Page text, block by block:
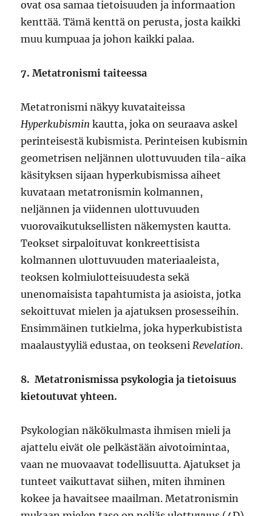
ovat osa samaa tietoisuuden ja informaation
kenttää. Tämä kenttä on perusta, josta kaikki
muu kumpuaa ja johon kaikki palaa.
7. Metatronismi taiteessa
Metatronismi näkyy kuvataiteissa
Hyperkubismin kautta, joka on seuraava askel
perinteisestä kubismista. Perinteisen kubismin
geometrisen neljännen ulottuvuuden tila-aika
käsityksen sijaan hyperkubismissa aiheet
kuvataan metatronismin kolmannen,
neljännen ja viidennen ulottuvuuden
vuorovaikutuksellisten näkemysten kautta.
Teokset sirpaloituvat konkreettisista
kolmannen ulottuvuuden materiaaleista,
teoksen kolmiulotteisuudesta sekä
unenomaisista tapahtumista ja asioista, jotka
sekoittuvat mielen ja ajatuksen prosesseihin.
Ensimmäinen tutkielma, joka hyperkubistista
maalaustyyliä edustaa, on teokseniRevelation.
8. Metatronismissa psykologia ja tietoisuus
kietoutuvat yhteen.
Psykologian näkökulmasta ihmisen mieli ja
ajattelu eivät ole pelkästään aivotoimintaa,
vaan ne muovaavat todellisuutta. Ajatukset ja
tunteet vaikuttavat siihen, miten ihminen
kokee ja havaitsee maailman. Metatronismin